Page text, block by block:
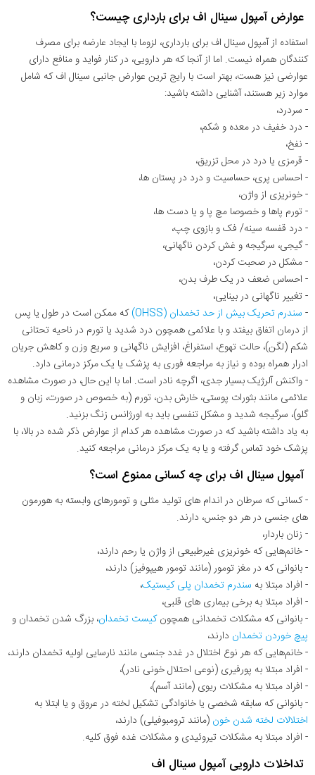
عوارض آمپول سینال اف برای بارداری چیست؟
استفاده از آمپول سینال اف برای بارداری، لزوما با ایجاد عارضه برای مصرف
کنندگان همراه نیست. اما از آنجا که هر دارویی، در کنار فواید و منافع دارای
عوارضی نیز هست، بهتر است با رایج ترین عوارض جانبی سینال اف که شامل
موارد زیر هستند، آشنایی داشته باشید:
- سردرد،
- درد خفیف در معده و شکم،
- نفخ،
- قرمزی یا درد در محل تزریق،
- احساس پری، حساسیت و درد در پستان ها،
- خونریزی از واژن،
- تورم پاها و خصوصا مچ پا و یا دست ها،
- درد قفسه سینه/ فک و بازوی چپ،
- گیجی، سرگیجه و غش کردن ناگهانی،
- مشکل در صحبت کردن،
- احساس ضعف در یک طرف بدن،
- تغییر ناگهانی در بینایی،
- سندرم تحریک بیش از حد تخمدان (OHSS)
که ممکن است در طول یا پس
از درمان اتفاق بیفتد و با علائمی همچون درد شدید یا تورم در ناحیه تحتانی
شکم (لگن)، حالت تهوع، استفراغ، افزایش ناگهانی و سریع وزن و کاهش جریان
ادرار همراه بوده و نیاز به مراجعه فوری به پزشک یا یک مرکز درمانی دارد.
- واکنش آلرژیک بسیار جدی، اگرچه نادر است. اما با این حال، در صورت مشاهده
علائمی مانند بثورات پوستی، خارش بدن، تورم (به خصوص در صورت، زبان و
گلو)، سرگیجه شدید و مشکل تنفسی باید به اورژانس زنگ بزنید.
به یاد داشته باشید که در صورت مشاهده هر کدام از عوارض ذکر شده در بالا، با
پزشک خود تماس گرفته و یا به یک مرکز درمانی مراجعه کنید.
آمپول سینال اف برای چه کسانی ممنوع است؟
- کسانی که سرطان در اندام های تولید مثلی و تومورهای وابسته به هورمون
های جنسی در هر دو جنس، دارند.
- زنان باردار،
- خانم‌هایی که خونریزی غیرطبیعی از واژن یا رحم دارند،
- بانوانی که در مغز تومور (مانند تومور هیپوفیز) دارند،
- افراد مبتلا به سندرم تخمدان پلی کیستیک،
- افراد مبتلا به برخی بیماری های قلبی،
- بانوانی که مشکلات تخمدانی همچونکیست تخمدان، بزرگ شدن تخمدان و
پیچ خوردن تخمدان دارند،
- خانم‌هایی که هر نوع اختلال در غدد جنسی مانند نارسایی اولیه تخمدان دارند،
- افراد مبتلا به پورفیری (نوعی احتلال خونی نادر)،
- افراد مبتلا به مشکلات ریوی (مانند آسم)،
- بانوانی که سابقه شخصی یا خانوادگی تشکیل لخته در عروق و یا ابتلا به
اختلالات لخته شدن خون (مانند ترومبوفیلی) دارند،
- افراد مبتلا به مشکلات تیروئیدی و مشکلات غده فوق کلیه.
تداخلات دارویی آمپول سینال اف